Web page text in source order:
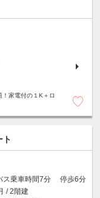
家電付の１K＋ロ
ト
ス乗車時間7分 停歩6分
/ 2階建